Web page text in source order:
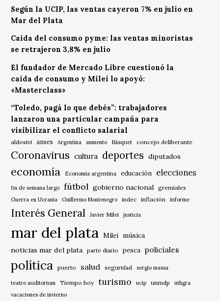
Según la UCIP, las ventas cayeron 7% en julio en
Mar del Plata
Caída del consumo pyme: las ventas minoristas
se retrajeron 3,8% en julio
El fundador de Mercado Libre cuestionó la
caída de consumo y Milei lo apoyó:
«Masterclass»
“Toledo, pagá lo que debés”: trabajadores
lanzaron una particular campaña para
visibilizar el conflicto salarial
aldosivi anses Argentina aumento Básquet concejo deliberante
Coronavirus cultura deportes diputados
economía Economía argentina educación elecciones
fin de semana largo fútbol gobierno nacional gremiales
Guerra en Ucrania Guillermo Montenegro indec inflación informe
Interés General Javier Milei justicia
mar del plata Milei música
noticias mar del plata
parte diario pesca policiales
política puerto salud seguridad sergio massa
teatro auditorium Tiempo hoy turismo ucip unmdp
uthgra
vacaciones de invierno